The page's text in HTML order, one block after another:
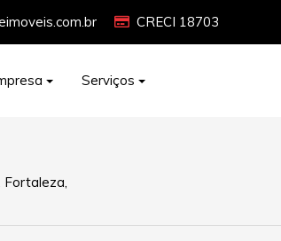
CRECI 18703
Serviços
Fortaleza,